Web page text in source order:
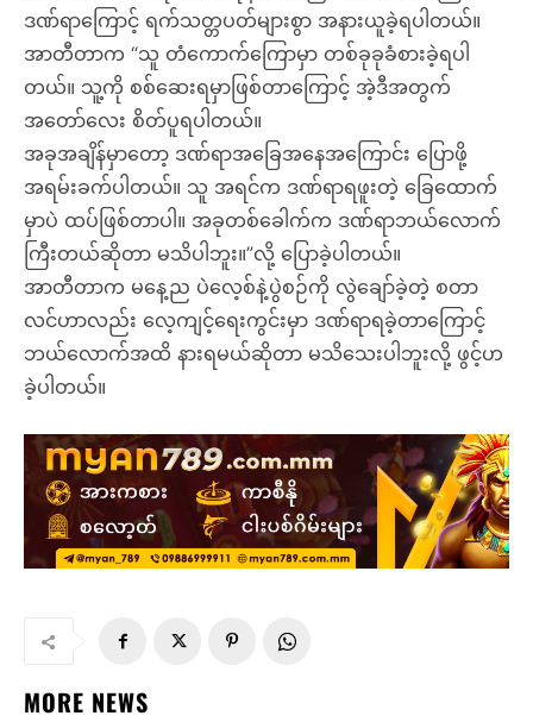
ဒဏ်ရာကြောင့် ရက်သတ္တပတ်များစွာ အနားယူခဲ့ရပါတယ်။
အာတီတာက “သူ တံကောက်ကြောမှာ တစ်ခုခုခံစားခဲ့ရပါ
တယ်။ သူ့ကို စစ်ဆေးရမှာဖြစ်တာကြောင့် အဲ့ဒီအတွက်
အတော်လေး စိတ်ပူရပါတယ်။
အခုအချိန်မှာတော့ ဒဏ်ရာအခြေအနေအကြောင်း ပြောဖို့
အရမ်းခက်ပါတယ်။ သူ အရင်က ဒဏ်ရာရဖူးတဲ့ ခြေထောက်
မှာပဲ ထပ်ဖြစ်တာပါ။ အခုတစ်ခေါက်က ဒဏ်ရာဘယ်လောက်
ကြီးတယ်ဆိုတာ မသိပါဘူး။”လို့ ပြောခဲ့ပါတယ်။
အာတီတာက မနေ့ည ပဲလေ့စ်နဲ့ပွဲစဉ်ကို လွဲချော်ခဲ့တဲ့ စတာ
လင်ဟာလည်း လေ့ကျင့်ရေးကွင်းမှာ ဒဏ်ရာရခဲ့တာကြောင့်
ဘယ်လောက်အထိ နားရမယ်ဆိုတာ မသိသေးပါဘူးလို့ ဖွင့်ဟ
ခဲ့ပါတယ်။
MORE NEWS